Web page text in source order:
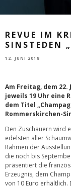
REVUE IM
SINSTEDEN
12. JUNI 2018
Am Freitag, dem 22.
jeweils 19 Uhr eine
dem Titel
Rommerskirchen-
Den Zuschauern wird
edelsten aller
Rahmen der
die noch bis
präsentiert die
Erzeugnis, dem
von 10 Euro erhältlich.